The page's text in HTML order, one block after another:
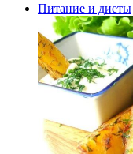
Питание и диеты